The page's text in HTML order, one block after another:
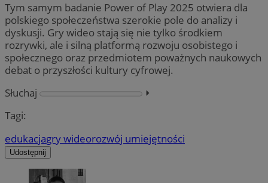
Tym samym badanie Power of Play 2025 otwiera dla
polskiego społeczeństwa szerokie pole do analizy i
dyskusji. Gry wideo stają się nie tylko środkiem
rozrywki, ale i silną platformą rozwoju osobistego i
społecznego oraz przedmiotem poważnych naukowych
debat o przyszłości kultury cyfrowej.
Słuchaj
⏵︎
Tagi:
edukacjagry wideorozwój umiejętności
Udostępnij